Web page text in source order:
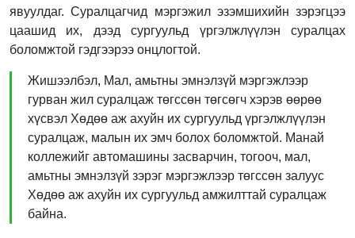
явуулдаг. Суралцагчид мэргэжил эзэмшихийн зэрэгцээ
цаашид их, дээд сургуульд үргэлжлүүлэн суралцах
боломжтой гэдгээрээ онцлогтой.
Жишээлбэл, Мал, амьтны эмнэлзүй мэргэжлээр
гурван жил суралцаж төгссөн төгсөгч хэрэв өөрөө
хүсвэл Хөдөө аж ахуйн их сургуульд үргэлжлүүлэн
суралцаж, малын их эмч болох боломжтой. Манай
коллежийг автомашины засварчин, тогооч, мал,
амьтны эмнэлзүй зэрэг мэргэжлээр төгссөн залуус
Хөдөө аж ахуйн их сургуульд амжилттай суралцаж
байна.